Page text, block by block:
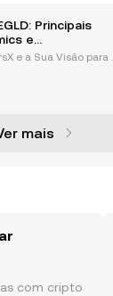
Principais
e
Saber
e a Sua Visão para
plataforma de bloc
mais
com cripto